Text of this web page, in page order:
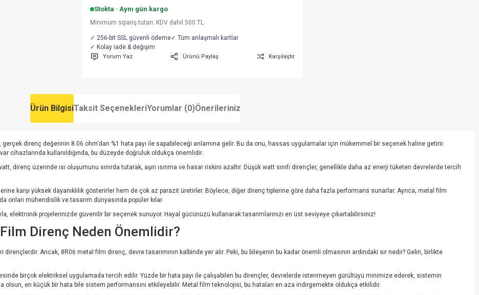
Stokta · Aynı gün kargo
Minimum sipariş tutarı: KDV dahil 500 TL
✓ 256-bit SSL güvenli ödeme✓ Tüm anlaşmalı kartlar
✓ Kolay iade & değişim
Yorum Yaz Ürünü Paylaş Karşılaştır
Ürün BilgisiTaksit SeçenekleriYorumlar (0)Önerileriniz
direnç değerinin 8.06 ohm'dan %1 hata payı ile sapabileceği anlamına gelir. Bu da onu, hassas uygulamalar için mükemmel bir seçenek haline getirir.
kullanıldığında, bu düzeyde doğruluk oldukça önemlidir.
direnç üzerinde ısı oluşumunu sınırda tutarak, aşırı ısınma ve hasar riskini azaltır. Düşük watt sınıfı dirençler, genellikle daha az enerji tüketen devrelerde tercih
karşı yüksek dayanıklılık gösterirler hem de çok az parazit üretirler. Böylece, diğer direnç tiplerine göre daha fazla performans sunarlar. Ayrıca, metal film
onları mühendislik ve tasarım dünyasında popüler kılar.
elektronik projelerinizde güvenilir bir seçenek sunuyor. Hayal gücünüzü kullanarak tasarımlarınızı en üst seviyeye çıkartabilirsiniz!
Direnç Neden Önemlidir?
Ancak, 8R06 metal film direnç, devre tasarımının kalbinde yer alır. Peki, bu bileşenin bu kadar önemli olmasının ardındaki sır nedir? Gelin, birlikte
birçok elektriksel uygulamada tercih edilir. Yüzde bir hata payı ile çalışabilen bu dirençler, devrelerde istenmeyen gürültüyü minimize ederek, sistemin
olsun, en küçük bir hata bile sistem performansını etkileyebilir. Metal film teknolojisi, bu hataları en aza indirgemekte oldukça etkilidir.